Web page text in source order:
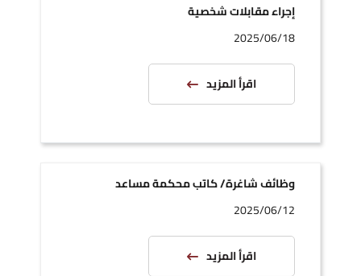
إجراء مقابلات شخصية
2025/06/18
اقرأ المزيد
وظائف شاغرة/ كاتب محكمة مساعد
2025/06/12
اقرأ المزيد